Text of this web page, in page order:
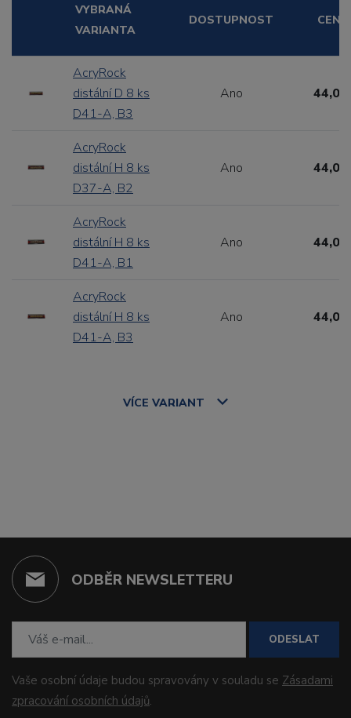
VYBRANÁ
VARIANTA
DOSTUPNOST CENA
AcryRock
distální D 8 ks
D41-A, B3
Ano 44,00
AcryRock
distální H 8 ks
D37-A, B2
Ano 44,00
AcryRock
distální H 8 ks
D41-A, B1
Ano 44,00
AcryRock
distální H 8 ks
D41-A, B3
Ano 44,00
VÍCE VARIANT
ODBĚR NEWSLETTERU
ODESLAT
Vaše osobní údaje budou spravovány v souladu se Zásadami
zpracování osobních údajů.